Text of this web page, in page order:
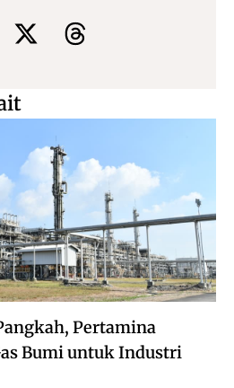
Pertamina
Bumi untuk Industri